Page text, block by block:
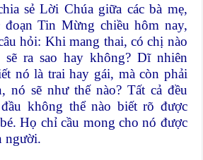
sẻ Lời Chúa giữa các bà mẹ,
đoạn Tin Mừng chiều hôm nay,
hỏi: Khi mang thai, có chị nào
ra sao hay không? Dĩ nhiên
nó là trai hay gái, mà còn phải
nó sẽ như thế nào? Tất cả đều
không thể nào biết rõ được
Họ chỉ cầu mong cho nó được
người.